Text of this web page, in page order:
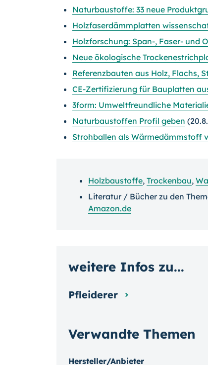
Naturbaustoffe: 33 neue
Holzfaserdämmplatten
Holzforschung: Span-, Faser- und
Neue ökologische
Referenzbauten aus Holz, Flachs,
CE-Zertifizierung für Bauplatten
3form: Umweltfreundliche
Naturbaustoffen Profil geben
Strohballen als Wärmedämmstoff
Holzbaustoffe, Trockenbau,
Literatur / Bücher zu den
Amazon.de
Verwandte Themen
Hersteller/Anbieter
weitere Infos zu...
Pfleiderer